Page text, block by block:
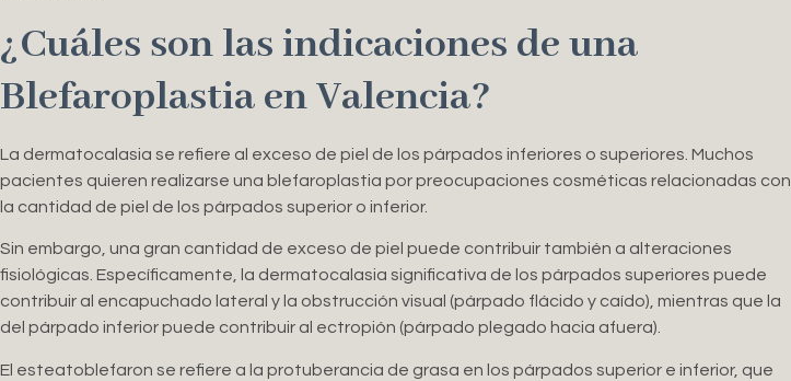
¿Cuáles son las indicaciones de una
Blefaroplastia en Valencia?
La dermatocalasia se refiere al exceso de piel de los párpados inferiores o superiores. Muchos
pacientes quieren realizarse una blefaroplastia por preocupaciones cosméticas relacionadas con
la cantidad de piel de los párpados superior o inferior.
Sin embargo, una gran cantidad de exceso de piel puede contribuir también a alteraciones
fisiológicas. Específicamente, la dermatocalasia significativa de los párpados superiores puede
contribuir al encapuchado lateral y la obstrucción visual (párpado flácido y caído), mientras que la
del párpado inferior puede contribuir al ectropión (párpado plegado hacia afuera).
El esteatoblefaron se refiere a la protuberancia de grasa en los párpados superior e inferior, que